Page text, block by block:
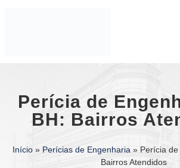
Perícia de
BH: Bairros
Início » Perícias de Engenharia » Perícia
Bairros Atendidos